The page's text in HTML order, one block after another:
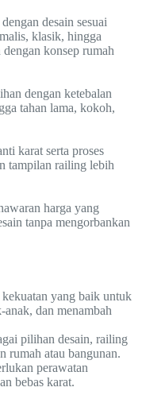
desain sesuai
klasik, hingga
konsep rumah
dengan ketebalan
tahan lama, kokoh,
karat serta proses
tampilan railing lebih
harga yang
tanpa mengorbankan
yang baik untuk
dan menambah
pilihan desain, railing
rumah atau bangunan.
perawatan
bebas karat.